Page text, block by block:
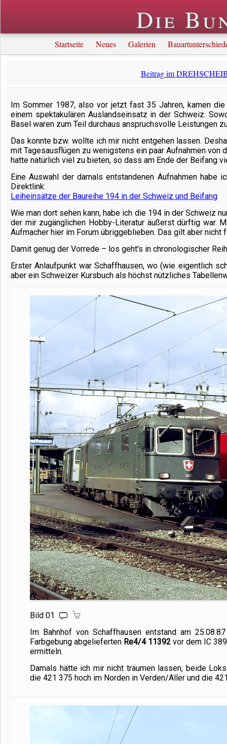
Beitrag im
Im Sommer 1987, also vor jetzt fast 35 Jahren, kamen
einem spektakulären Auslandseinsatz in der Schweiz.
Basel waren zum Teil durchaus anspruchsvolle Leistungen
Das konnte bzw. wollte ich mir nicht entgehen lassen.
mit Tagesausflügen zu wenigstens ein paar Aufnahmen von
hatte natürlich viel zu bieten, so dass am Ende der Beifang
Eine Auswahl der damals entstandenen Aufnahmen
Direktlink:
Leiheinsätze der Baureihe 194 in der Schweiz und Beifang
Wie man dort sehen kann, habe ich die 194 in der Schweiz
der mir zugänglichen Hobby-Literatur äußerst dürftig war.
Aufmacher hier im Forum übriggeblieben. Das gilt aber
Damit genug der Vorrede – los geht's in chronologischer
Erster Anlaufpunkt war Schaffhausen, wo (wie eigentlich
aber ein Schweizer Kursbuch als höchst nützliches
Bild 01
Im Bahnhof von Schaffhausen entstand am
Farbgebung abgelieferten Re4/4 11392 vor dem IC
ermitteln.
Damals hätte ich mir nicht träumen lassen, beide
die 421 375 hoch im Norden in Verden/Aller und die
Die
Startseite Neues Galerien